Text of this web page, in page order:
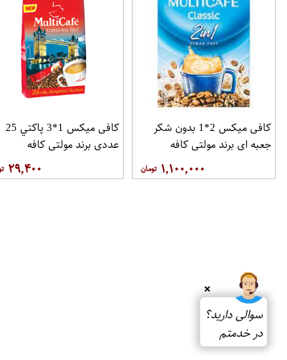
کافی میکس 2*1 بدون شکر
جعبه اي برند مولتی کافه
۱,۱۰۰,۰۰۰
کافی میکس 1*3 پاکتي 25
عددي برند مولتی کافه
۲۹,۴۰۰
❌
سوالی دارید؟
در خدمتم